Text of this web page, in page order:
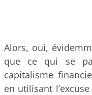
Alors, oui,
que ce qui se
capitalisme
en utilisant